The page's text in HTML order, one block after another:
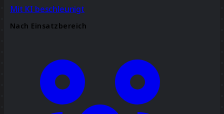
Mit KI beschleunigt
Nach Einsatzbereich